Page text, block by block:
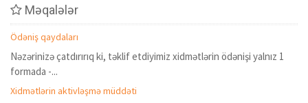
Məqalələr
Ödəniş qaydaları
Nəzərinizə çatdırırıq ki, təklif etdiyimiz xidmətlərin ödənişi yalnız 1
formada -...
Xidmətlərin aktivləşmə müddəti